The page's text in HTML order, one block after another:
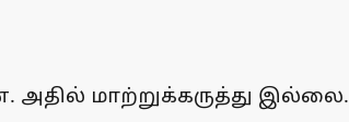
அதில் மாற்றுக்கருத்து இல்லை.